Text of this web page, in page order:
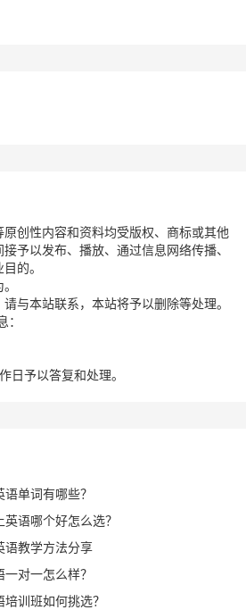
创性内容和资料均受版权、商标或其他
予以发布、播放、通过信息网络传播、
的。
与本站联系，本站将予以删除等处理。
日予以答复和处理。
语单词有哪些？
英语哪个好怎么选？
语教学方法分享
对一怎么样？
培训班如何挑选？